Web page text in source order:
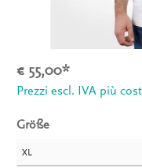
€ 55,00*
Prezzi escl. IVA più
Größe